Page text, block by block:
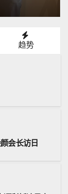
趋势
会长访日